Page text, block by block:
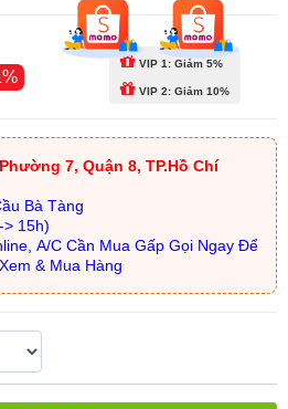
VIP 1: Giảm 5%
VIP 2: Giảm 10%
7, Quận 8, TP.Hồ Chí
Bà Tàng
15h)
A/C Cần Mua Gấp Gọi Ngay Để
& Mua Hàng